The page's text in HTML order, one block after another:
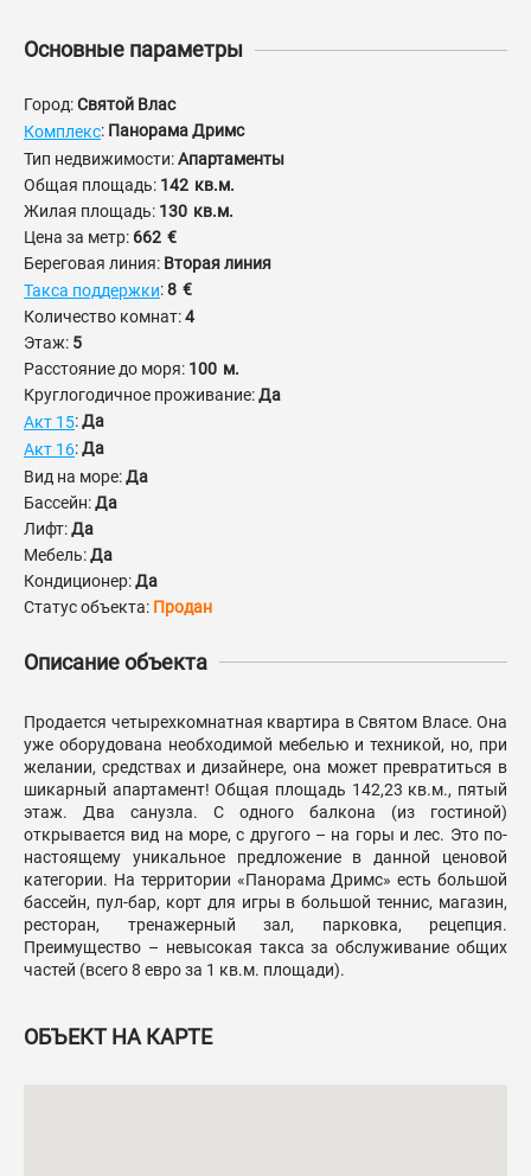
Основные параметры
Город:Святой Влас
Комплекс: Панорама Дримс
Тип недвижимости:Апартаменты
Общая площадь: 142 кв.м.
Жилая площадь: 130 кв.м.
Цена за метр: 662 €
Береговая линия: Вторая линия
Такса поддержки:8 €
Количество комнат:4
Этаж: 5
Расстояние до моря: 100 м.
Круглогодичное проживание:Да
Акт 15:Да
Акт 16:Да
Вид на море:Да
Бассейн:Да
Лифт:Да
Мебель:Да
Кондиционер:Да
Статус объекта: Продан
Описание объекта
Продается четырехкомнатная квартира в Святом Власе. Она
уже оборудована необходимой мебелью и техникой, но, при
желании, средствах и дизайнере, она может превратиться в
шикарный апартамент! Общая площадь 142,23 кв.м., пятый
этаж. Два санузла. С одного балкона (из гостиной)
открывается вид на море, с другого – на горы и лес. Это по-
настоящему уникальное предложение в данной ценовой
категории. На территории «Панорама Дримс» есть большой
бассейн, пул-бар, корт для игры в большой теннис, магазин,
ресторан, тренажерный зал, парковка, рецепция.
Преимущество – невысокая такса за обслуживание общих
частей (всего 8 евро за 1 кв.м. площади).
ОБЪЕКТ НА КАРТЕ